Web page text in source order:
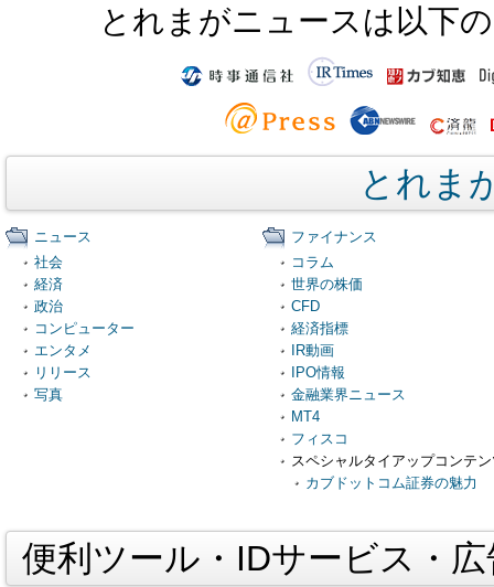
とれまがニュースは以下
とれま
ニュース
社会
経済
政治
コンピューター
エンタメ
リリース
写真
ファイナンス
コラム
世界の株価
CFD
経済指標
IR動画
IPO情報
金融業界ニュース
MT4
フィスコ
スペシャルタイアップコンテ
カブドットコム証券の魅力
便利ツール・IDサービス・